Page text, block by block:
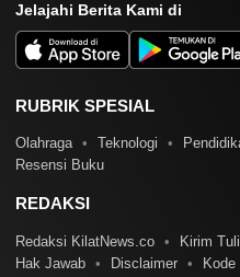
Jelajahi Berita Kami di
RUBRIK SPESIAL
Olahraga Teknologi
Resensi Buku
REDAKSI
Redaksi KilatNews.co Kirim
Hak Jawab
Disclaimer Kode